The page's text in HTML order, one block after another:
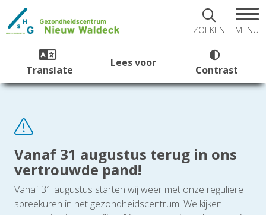
ZOEKEN MENU
Translate
Lees voor
Contrast
Vanaf 31 augustus terug in ons
vertrouwde pand!
Vanaf 31 augustus starten wij weer met onze reguliere
spreekuren in het gezondheidscentrum. We kijken